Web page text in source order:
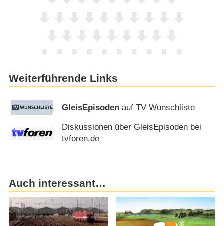
Weiterführende Links
GleisEpisoden auf TV Wunschliste
Diskussionen über GleisEpisoden bei
tvforen.de
Auch interessant…